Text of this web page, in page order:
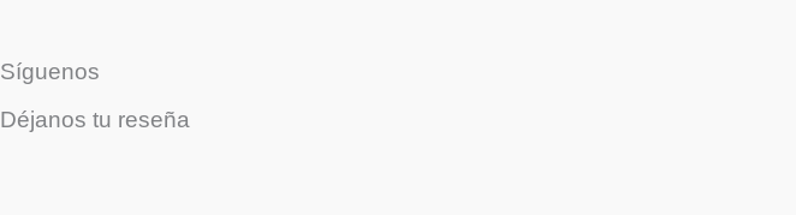
Síguenos
Déjanos tu reseña